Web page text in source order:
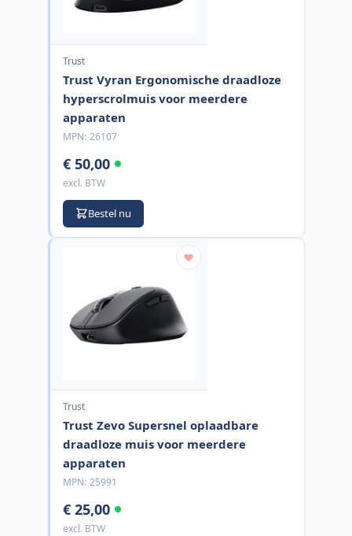
Trust
Trust Vyran Ergonomische draadloze
hyperscrolmuis voor meerdere
apparaten
MPN: 26107
€ 50,00
excl. BTW
Bestel nu
Trust
Trust Zevo Supersnel oplaadbare
draadloze muis voor meerdere
apparaten
MPN: 25991
€ 25,00
excl. BTW